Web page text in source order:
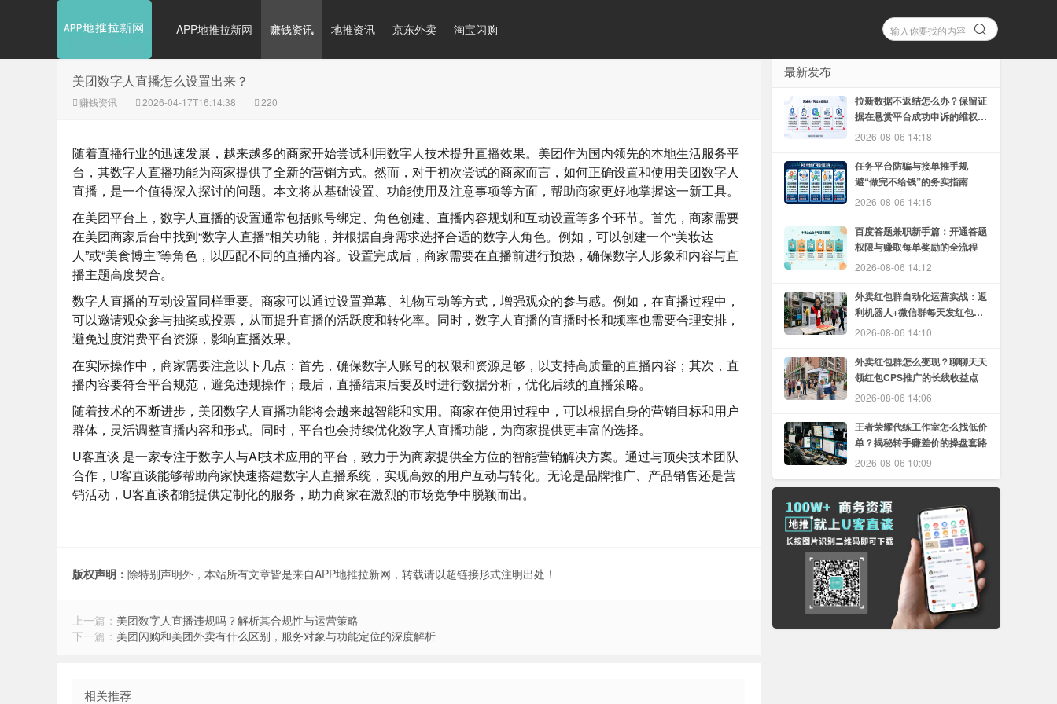
APP地推拉新网 赚钱资讯 地推资讯 京东外卖 淘宝闪购
美团数字人直播怎么设置出来？
赚钱资讯 2026-04-17T16:14:38 220
随着直播行业的迅速发展，越来越多的商家开始尝试利用数字人技术提升直播效果。美团作为国内领先的本地生活服务平
台，其数字人直播功能为商家提供了全新的营销方式。然而，对于初次尝试的商家而言，如何正确设置和使用美团数字人
直播，是一个值得深入探讨的问题。本文将从基础设置、功能使用及注意事项等方面，帮助商家更好地掌握这一新工具。
在美团平台上，数字人直播的设置通常包括账号绑定、角色创建、直播内容规划和互动设置等多个环节。首先，商家需要
在美团商家后台中找到“数字人直播”相关功能，并根据自身需求选择合适的数字人角色。例如，可以创建一个“美妆达
人”或“美食博主”等角色，以匹配不同的直播内容。设置完成后，商家需要在直播前进行预热，确保数字人形象和内容与直
播主题高度契合。
数字人直播的互动设置同样重要。商家可以通过设置弹幕、礼物互动等方式，增强观众的参与感。例如，在直播过程中，
可以邀请观众参与抽奖或投票，从而提升直播的活跃度和转化率。同时，数字人直播的直播时长和频率也需要合理安排，
避免过度消费平台资源，影响直播效果。
在实际操作中，商家需要注意以下几点：首先，确保数字人账号的权限和资源足够，以支持高质量的直播内容；其次，直
播内容要符合平台规范，避免违规操作；最后，直播结束后要及时进行数据分析，优化后续的直播策略。
随着技术的不断进步，美团数字人直播功能将会越来越智能和实用。商家在使用过程中，可以根据自身的营销目标和用户
群体，灵活调整直播内容和形式。同时，平台也会持续优化数字人直播功能，为商家提供更丰富的选择。
U客直谈 是一家专注于数字人与AI技术应用的平台，致力于为商家提供全方位的智能营销解决方案。通过与顶尖技术团队
合作，U客直谈能够帮助商家快速搭建数字人直播系统，实现高效的用户互动与转化。无论是品牌推广、产品销售还是营
销活动，U客直谈都能提供定制化的服务，助力商家在激烈的市场竞争中脱颖而出。
版权声明： 除特别声明外，本站所有文章皆是来自APP地推拉新网，转载请以超链接形式注明出处！
上一篇： 美团数字人直播违规吗？解析其合规性与运营策略
下一篇： 美团闪购和美团外卖有什么区别，服务对象与功能定位的深度解析
相关推荐
最新发布
拉新数据不返结怎么办？保留证
据在悬赏平台成功申诉的维权方
法
2026-08-06 14:18
任务平台防骗与接单推手规
避“做完不给钱”的务实指南
2026-08-06 14:15
百度答题兼职新手篇：开通答题
权限与赚取每单奖励的全流程
2026-08-06 14:12
外卖红包群自动化运营实战：返
利机器人+微信群每天发红包的
完整教程
2026-08-06 14:10
外卖红包群怎么变现？聊聊天天
领红包CPS推广的长线收益点
2026-08-06 14:06
王者荣耀代练工作室怎么找低价
单？揭秘转手赚差价的操盘套路
2026-08-06 10:09